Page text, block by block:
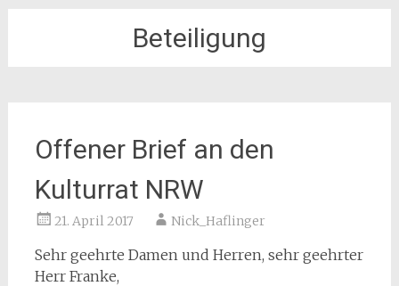
Beteiligung
Offener Brief an den
Kulturrat NRW
21. April 2017 Nick_Haflinger
Sehr geehrte Damen und Herren, sehr geehrter
Herr Franke,